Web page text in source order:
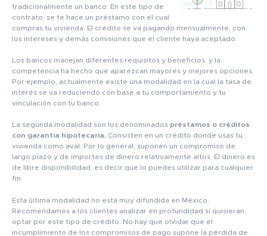
tradicionalmente un banco. En este tipo de
contrato, se te hace un préstamo con el cual
compras tu vivienda. El crédito se va pagando mensualmente, con
los intereses y demás comisiones que el cliente haya aceptado.
Los bancos manejan diferentes requisitos y beneficios, y la
competencia ha hecho que aparezcan mayores y mejores opciones.
Por ejemplo, actualmente existe una modalidad en la cual la tasa de
interés se va reduciendo con base a tu comportamiento y tu
vinculación con tu banco.
La segunda modalidad son los denominados préstamos o créditos
con garantía hipotecaria. Consisten en un crédito donde usas tu
vivienda como aval. Por lo general, suponen un compromiso de
largo plazo y de importes de dinero relativamente altos. El dinero es
de libre disponibilidad, es decir que lo puedes utilizar para cualquier
fin.
Esta última modalidad no está muy difundida en México.
Recomendamos a los clientes analizar en profundidad si quisieran
optar por este tipo de crédito. No hay que olvidar que el
incumplimiento de los compromisos de pago supone la pérdida de